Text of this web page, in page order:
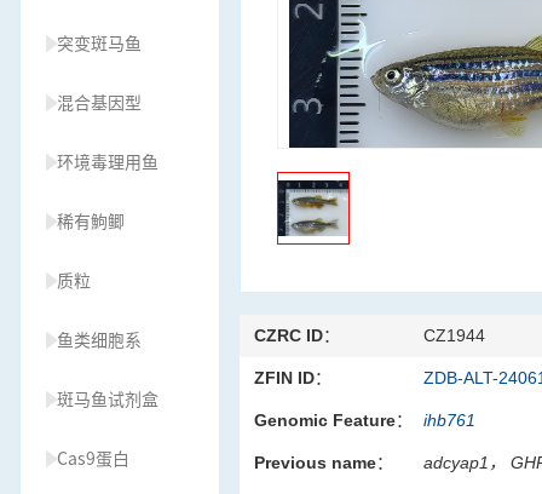
突变斑马鱼
混合基因型
环境毒理用鱼
稀有鮈鲫
质粒
鱼类细胞系
斑马鱼试剂盒
Cas9蛋白
CZRC ID： CZ1944
ZFIN ID： ZDB-ALT-
Genomic Feature： ihb761
Previous name： adcyap1，